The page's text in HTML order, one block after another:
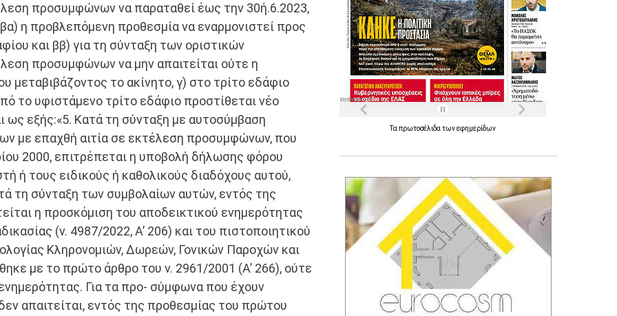
προσυμφώνων να παραταθεί έως την 30ή.6.2023,
η προβλεπόμενη προθεσμία να εναρμονιστεί προς
και ββ) για τη σύνταξη των οριστικών
προσυμφώνων να μην απαιτείται ούτε η
μεταβιβάζοντος το ακίνητο, γ) στο τρίτο εδάφιο
το υφιστάμενο τρίτο εδάφιο προστίθεται νέο
ως εξής:«5. Κατά τη σύνταξη με αυτοσύμβαση
με επαχθή αιτία σε εκτέλεση προσυμφώνων, που
2000, επιτρέπεται η υποβολή δήλωσης φόρου
ή τους ειδικούς ή καθολικούς διαδόχους αυτού,
τη σύνταξη των συμβολαίων αυτών, εντός της
η προσκόμιση του αποδεικτικού ενημερότητας
(ν. 4987/2022, Α’ 206) και του πιστοποιητικού
Κληρονομιών, ∆ωρεών, Γονικών Παροχών και
με το πρώτο άρθρο του ν. 2961/2001 (Α’ 266), ούτε
Για τα προ- σύμφωνα που έχουν
απαιτείται, εντός της προθεσμίας του πρώτου
Ταπρωτοσέλιδατωνεφημερίδων